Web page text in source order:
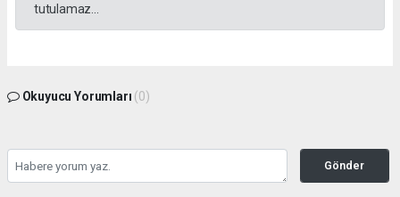
tutulamaz...
Okuyucu Yorumları (0)
Gönder